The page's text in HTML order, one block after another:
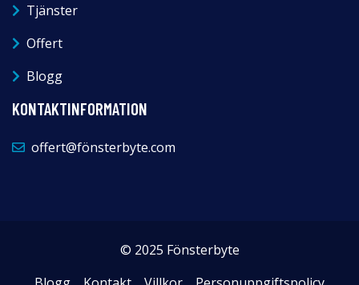
Tjänster
Offert
Blogg
KONTAKTINFORMATION
offert@fönsterbyte.com
© 2025 Fönsterbyte